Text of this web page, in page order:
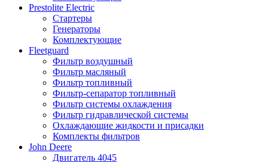
Prestolite Electric
Стартеры
Генераторы
Комплектующие
Fleetguard
Фильтр воздушный
Фильтр масляный
Фильтр топливный
Фильтр-сепаратор топливный
Фильтр системы охлаждения
Фильтр гидравлической системы
Охлаждающие жидкости и присадки
Комплекты фильтров
John Deere
Двигатель 4045